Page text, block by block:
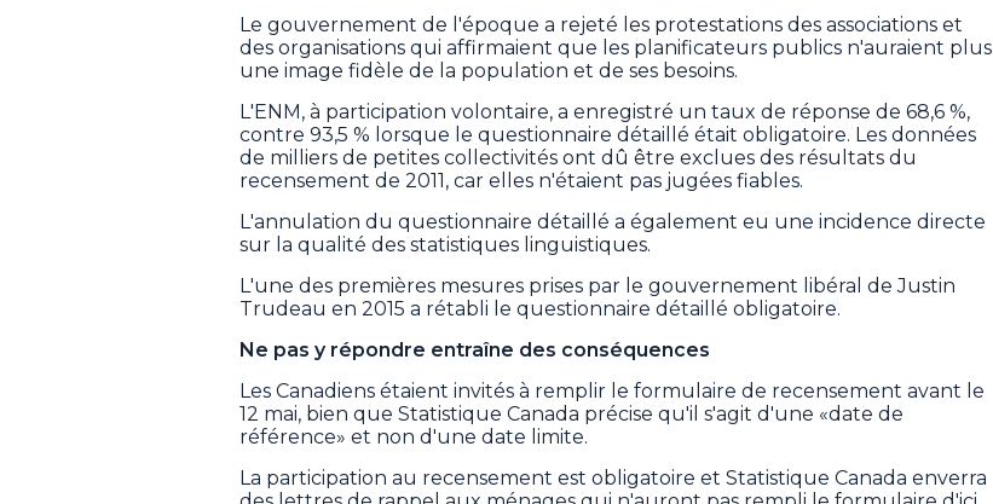
Le gouvernement de l'époque a rejeté les protestations des associations et
des organisations qui affirmaient que les planificateurs publics n'auraient plus
une image fidèle de la population et de ses besoins.
L'ENM, à participation volontaire, a enregistré un taux de réponse de 68,6 %,
contre 93,5 % lorsque le questionnaire détaillé était obligatoire. Les données
de milliers de petites collectivités ont dû être exclues des résultats du
recensement de 2011, car elles n'étaient pas jugées fiables.
L'annulation du questionnaire détaillé a également eu une incidence directe
sur la qualité des statistiques linguistiques.
L'une des premières mesures prises par le gouvernement libéral de Justin
Trudeau en 2015 a rétabli le questionnaire détaillé obligatoire.
Ne pas y répondre entraîne des conséquences
Les Canadiens étaient invités à remplir le formulaire de recensement avant le
12 mai, bien que Statistique Canada précise qu'il s'agit d'une «date de
référence» et non d'une date limite.
La participation au recensement est obligatoire et Statistique Canada enverra